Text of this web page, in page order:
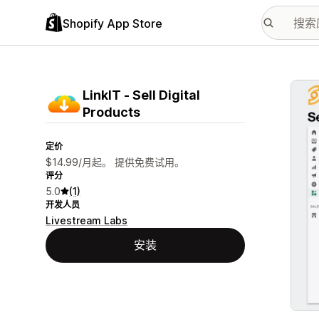
Shopify App Store
LinkIT ‑ Sell Digital
Products
定价
$14.99/月起。 提供免费试用。
评分
5.0 (1)
开发人员
Livestream Labs
安装
配图